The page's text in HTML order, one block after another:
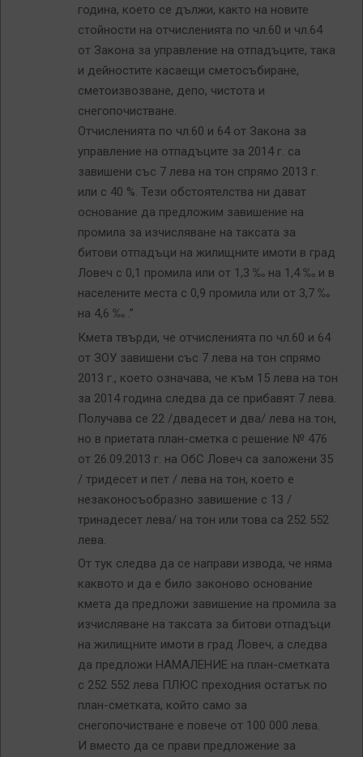
година, което се дължи, както на новите
стойности на отчисленията по чл.60 и чл.64
от Закона за управление на отпадъците, така
и дейностите касаещи сметосъбиране,
сметоизвозване, депо, чистота и
снегопочистване.
Отчисленията по чл.60 и 64 от Закона за
управление на отпадъците за 2014 г. са
завишени със 7 лева на тон спрямо 2013 г.
или с 40 %. Тези обстоятелства ни дават
основание да предложим завишение на
промила за изчисляване на таксата за
битови отпадъци на жилищните имоти в град
Ловеч с 0,1 промила или от 1,3 ‰ на 1,4 ‰ и в
населените места с 0,9 промила или от 3,7 ‰
на 4,6 ‰ .”
Кмета твърди, че отчисленията по чл.60 и 64
от ЗОУ завишени със 7 лева на тон спрямо
2013 г., което означава, че към 15 лева на тон
за 2014 година следва да се прибавят 7 лева.
Получава се 22 /двадесет и два/ лева на тон,
но в приетата план-сметка с решение № 476
от 26.09.2013 г. на ОбС Ловеч са заложени 35
/ тридесет и пет / лева на тон, което е
незаконосъобразно завишение с 13 /
тринадесет лева/ на тон или това са 252 552
лева.
От тук следва да се направи извода, че няма
каквото и да е било законово основание
кмета да предложи завишение на промила за
изчисляване на таксата за битови отпадъци
на жилищните имоти в град Ловеч, а следва
да предложи НАМАЛЕНИЕ на план-сметката
с 252 552 лева ПЛЮС преходния остатък по
план-сметката, който само за
снегопочистване е повече от 100 000 лева.
И вместо да се прави предложение за